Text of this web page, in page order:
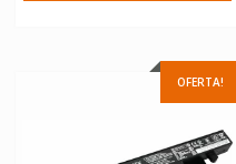
OFERTA!